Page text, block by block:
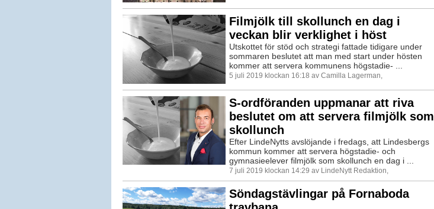
Filmjölk till skollunch en dag i
veckan blir verklighet i höst
Utskottet för stöd och strategi fattade tidigare under
sommaren beslutet att man med start under hösten
kommer att servera kommunens högstadie- ...
5 juli 2019 klockan 16:18 av Camilla Lagerman,
S-ordföranden uppmanar att riva
beslutet om att servera filmjölk som
skollunch
Efter LindeNytts avslöjande i fredags, att Lindesbergs
kommun kommer att servera högstadie- och
gymnasieelever filmjölk som skollunch en dag i ...
7 juli 2019 klockan 14:29 av LindeNytt Redaktion,
Söndagstävlingar på Fornaboda